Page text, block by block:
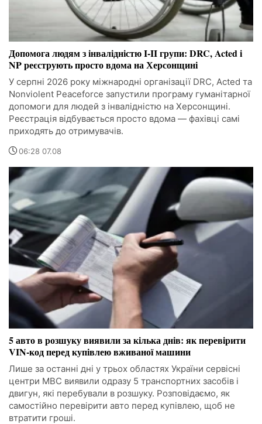
Допомога людям з інвалідністю I-II групи: DRC, Acted і
NP реєструють просто вдома на Херсонщині
У серпні 2026 року міжнародні організації DRC, Acted та
Nonviolent Peaceforce запустили програму гуманітарної
допомоги для людей з інвалідністю на Херсонщині.
Реєстрація відбувається просто вдома — фахівці самі
приходять до отримувачів.
06:28 07.08
5 авто в розшуку виявили за кілька днів: як перевірити
VIN-код перед купівлею вживаної машини
Лише за останні дні у трьох областях України сервісні
центри МВС виявили одразу 5 транспортних засобів і
двигун, які перебували в розшуку. Розповідаємо, як
самостійно перевірити авто перед купівлею, щоб не
втратити гроші.